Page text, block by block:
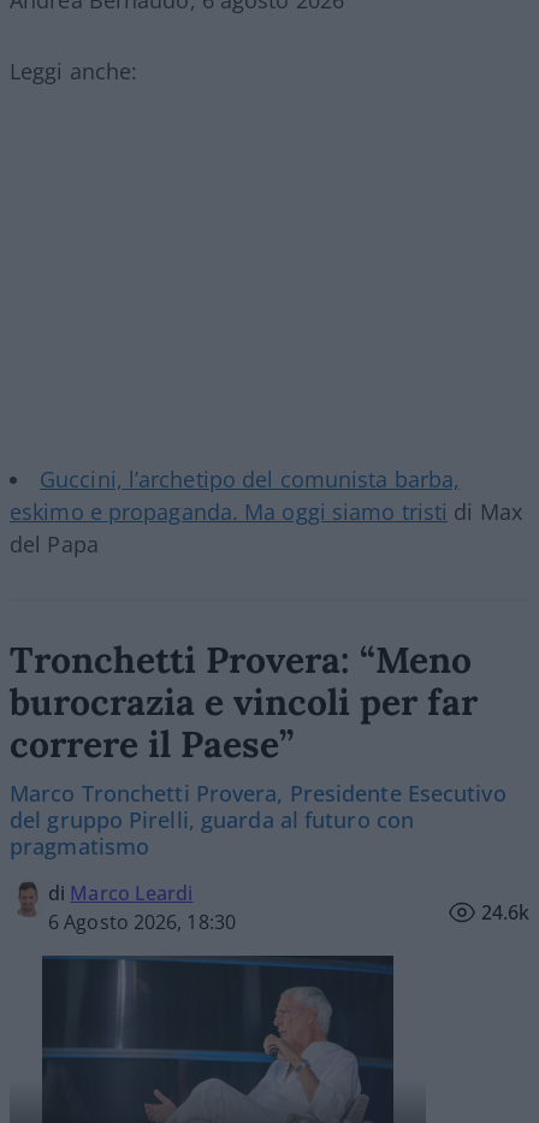
Leggi anche:
Guccini, l’archetipo del comunista barba,
eskimo e propaganda. Ma oggi siamo tristi di Max
del Papa
Tronchetti Provera: “Meno
burocrazia e vincoli per far
correre il Paese”
Marco Tronchetti Provera, Presidente Esecutivo
del gruppo Pirelli, guarda al futuro con
pragmatismo
di Marco Leardi
6 Agosto 2026, 18:30
24.6k